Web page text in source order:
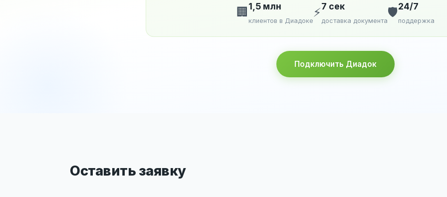
🏢 1,5 млн
клиентов в Диадоке
⚡7 сек
доставка документа
🛡️24/7
поддержка
Подключить Диадок
Оставить заявку